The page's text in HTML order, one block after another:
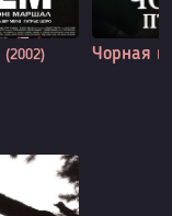
(2002) Чорная